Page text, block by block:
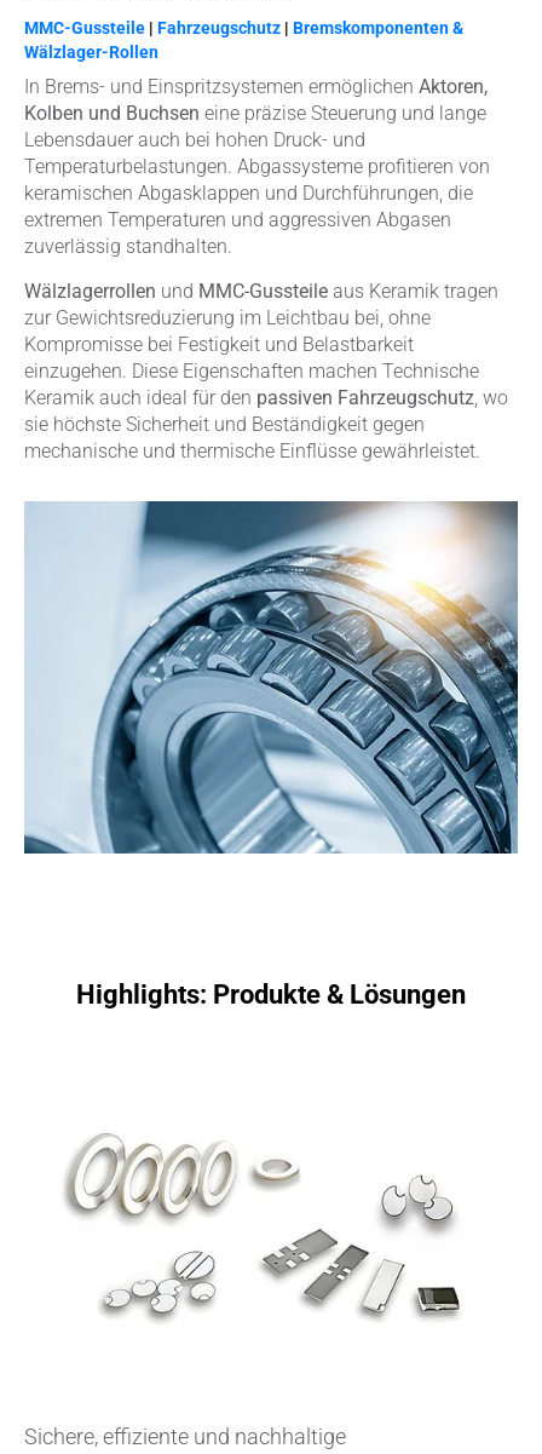
MMC-Gussteile | Fahrzeugschutz | Bremskomponenten &
Wälzlager-Rollen
In Brems- und Einspritzsystemen ermöglichen Aktoren,
Kolben und Buchsen eine präzise Steuerung und lange
Lebensdauer auch bei hohen Druck- und
Temperaturbelastungen. Abgassysteme profitieren von
keramischen Abgasklappen und Durchführungen, die
extremen Temperaturen und aggressiven Abgasen
zuverlässig standhalten.
Wälzlagerrollen und MMC-Gussteile aus Keramik tragen
zur Gewichtsreduzierung im Leichtbau bei, ohne
Kompromisse bei Festigkeit und Belastbarkeit
einzugehen. Diese Eigenschaften machen Technische
Keramik auch ideal für den passiven Fahrzeugschutz, wo
sie höchste Sicherheit und Beständigkeit gegen
mechanische und thermische Einflüsse gewährleistet.
Highlights: Produkte & Lösungen
Sichere, effiziente und nachhaltige